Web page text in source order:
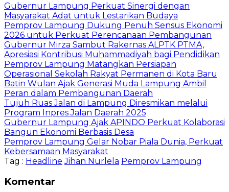
Gubernur Lampung Perkuat Sinergi dengan
Masyarakat Adat untuk Lestarikan Budaya
Pemprov Lampung Dukung Penuh Sensus Ekonomi
2026 untuk Perkuat Perencanaan Pembangunan
Gubernur Mirza Sambut Rakernas ALPTK PTMA,
Apresiasi Kontribusi Muhammadiyah bagi Pendidikan
Pemprov Lampung Matangkan Persiapan
Operasional Sekolah Rakyat Permanen di Kota Baru
Batin Wulan Ajak Generasi Muda Lampung Ambil
Peran dalam Pembangunan Daerah
Tujuh Ruas Jalan di Lampung Diresmikan melalui
Program Inpres Jalan Daerah 2025
Gubernur Lampung Ajak APINDO Perkuat Kolaborasi
Bangun Ekonomi Berbasis Desa
Pemprov Lampung Gelar Nobar Piala Dunia, Perkuat
Kebersamaan Masyarakat
Tag : Headline Jihan Nurlela Pemprov Lampung
Komentar